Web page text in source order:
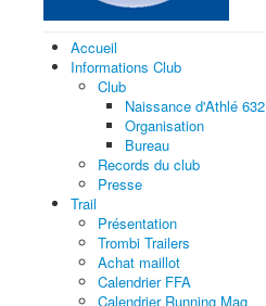
Accueil
Informations Club
Club
Naissance d'Athlé 632
Organisation
Bureau
Records du club
Presse
Trail
Présentation
Trombi Trailers
Achat maillot
Calendrier FFA
Calendrier Running Mag